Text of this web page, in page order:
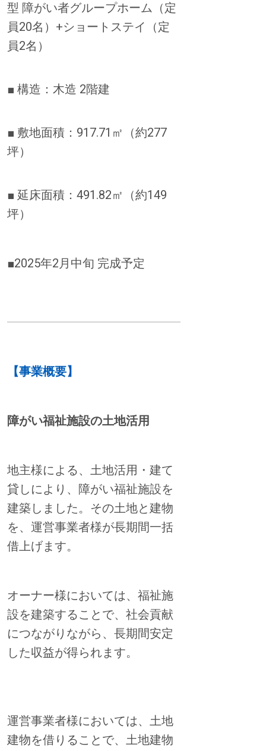
型 障がい者グループホーム（定
員20名）+ショートステイ（定
員2名）
■ 構造：木造 2階建
■ 敷地面積：917.71㎡（約277
坪）
■ 延床面積：491.82㎡（約149
坪）
■2025年2月中旬 完成予定
【事業概要】
障がい福祉施設の土地活用
地主様による、土地活用・建て
貸しにより、障がい福祉施設を
建築しました。その土地と建物
を、運営事業者様が長期間一括
借上げます。
オーナー様においては、福祉施
設を建築することで、社会貢献
につながりながら、長期間安定
した収益が得られます。
運営事業者様においては、土地
建物を借りることで、土地建物